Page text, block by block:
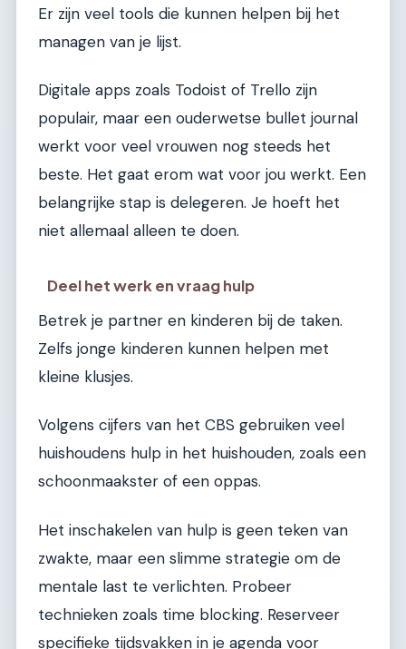
Er zijn veel tools die kunnen helpen bij het
managen van je lijst.
Digitale apps zoals Todoist of Trello zijn
populair, maar een ouderwetse bullet journal
werkt voor veel vrouwen nog steeds het
beste. Het gaat erom wat voor jou werkt. Een
belangrijke stap is delegeren. Je hoeft het
niet allemaal alleen te doen.
Deel het werk en vraag hulp
Betrek je partner en kinderen bij de taken.
Zelfs jonge kinderen kunnen helpen met
kleine klusjes.
Volgens cijfers van het CBS gebruiken veel
huishoudens hulp in het huishouden, zoals een
schoonmaakster of een oppas.
Het inschakelen van hulp is geen teken van
zwakte, maar een slimme strategie om de
mentale last te verlichten. Probeer
technieken zoals time blocking. Reserveer
specifieke tijdsvakken in je agenda voor